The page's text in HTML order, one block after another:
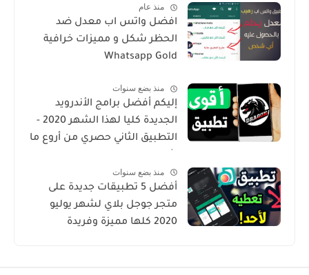
منذ عام
افضل واتس اب معدل ضد
الحظر شكل و مميزات خرافية
Whatsapp Gold
منذ بضع سنوات
إليكم أفضل برامج الأندرويد
الجديدة كليا لهذا الشهر 2020 -
التطبيق الثاني حصري من أروع ما
منذ بضع سنوات
أفضل 5 تطبيقات جديدة على
متجر جوجل بلاي لشهر يوليو
2020 كلها مميزة وفريدة